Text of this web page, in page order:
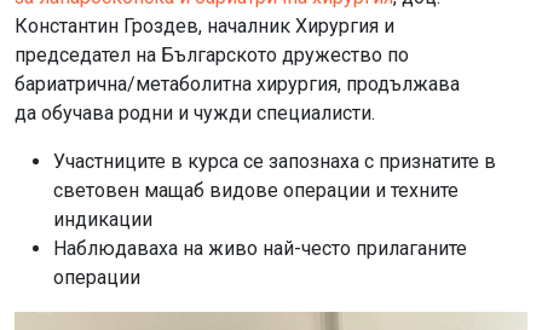
Константин Гроздев, началник Хирургия и
председател на Българското дружество по
бариатрична/метаболитна хирургия, продължава
да обучава родни и чужди специалисти.
Участниците в курса се запознаха с признатите в
световен мащаб видове операции и техните
индикации
Наблюдаваха на живо най-често прилаганите
операции